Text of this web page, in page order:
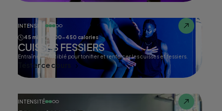
INTENSITÉ
45 min
400-450 calories
CUISSES FESSIERS
Entraînement ciblé pour tonifier et renforcer les cuisses et fessiers.
Tester ce cours
INTENSITÉ